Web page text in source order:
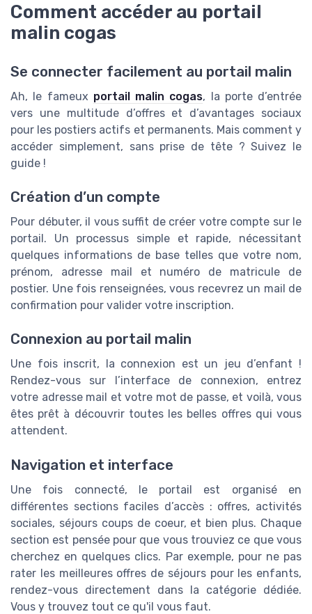
Comment accéder au portail
malin cogas
Se connecter facilement au portail malin
Ah, le fameux portail malin cogas, la porte d’entrée
vers une multitude d’offres et d’avantages sociaux
pour les postiers actifs et permanents. Mais comment y
accéder simplement, sans prise de tête ? Suivez le
guide !
Création d’un compte
Pour débuter, il vous suffit de créer votre compte sur le
portail. Un processus simple et rapide, nécessitant
quelques informations de base telles que votre nom,
prénom, adresse mail et numéro de matricule de
postier. Une fois renseignées, vous recevrez un mail de
confirmation pour valider votre inscription.
Connexion au portail malin
Une fois inscrit, la connexion est un jeu d’enfant !
Rendez-vous sur l’interface de connexion, entrez
votre adresse mail et votre mot de passe, et voilà, vous
êtes prêt à découvrir toutes les belles offres qui vous
attendent.
Navigation et interface
Une fois connecté, le portail est organisé en
différentes sections faciles d’accès : offres, activités
sociales, séjours coups de coeur, et bien plus. Chaque
section est pensée pour que vous trouviez ce que vous
cherchez en quelques clics. Par exemple, pour ne pas
rater les meilleures offres de séjours pour les enfants,
rendez-vous directement dans la catégorie dédiée.
Vous y trouvez tout ce qu'il vous faut.